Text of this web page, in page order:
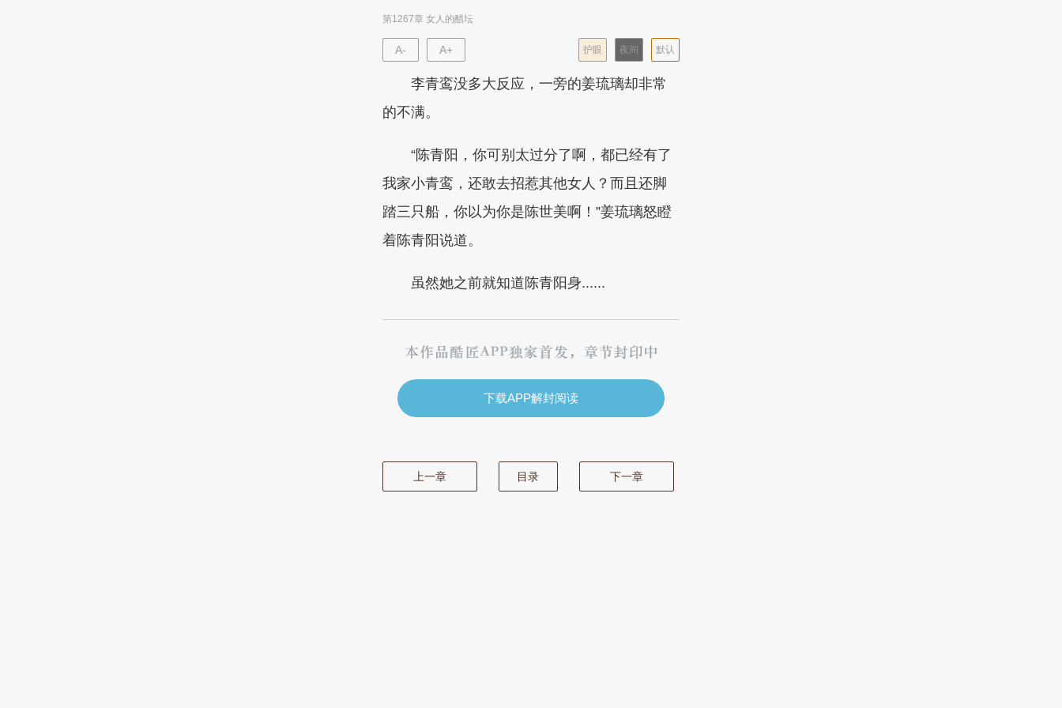
第1267章 女人的醋坛
A- A+ 默认
夜间
护眼
李青鸾没多大反应，一旁的姜琉璃却非常
的不满。
“陈青阳，你可别太过分了啊，都已经有了
我家小青鸾，还敢去招惹其他女人？而且还脚
踏三只船，你以为你是陈世美啊！”姜琉璃怒瞪
着陈青阳说道。
虽然她之前就知道陈青阳身......
下载APP解封阅读
上一章 目录 下一章